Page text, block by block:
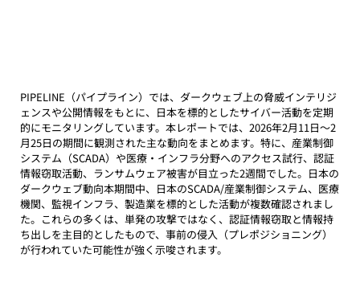
PIPELINE（パイプライン）では、ダークウェブ上の脅威インテリジ
ェンスや公開情報をもとに、日本を標的としたサイバー活動を定期
的にモニタリングしています。本レポートでは、2026年2月11日～2
月25日の期間に観測された主な動向をまとめます。特に、産業制御
システム（SCADA）や医療・インフラ分野へのアクセス試行、認証
情報窃取活動、ランサムウェア被害が目立った2週間でした。日本の
ダークウェブ動向本期間中、日本のSCADA/産業制御システム、医療
機関、監視インフラ、製造業を標的とした活動が複数確認されまし
た。これらの多くは、単発の攻撃ではなく、認証情報窃取と情報持
ち出しを主目的としたもので、事前の侵入（プレポジショニング）
が行われていた可能性が強く示唆されます。